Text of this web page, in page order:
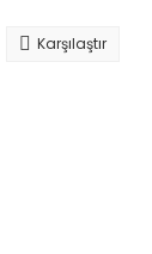
Karşılaştır